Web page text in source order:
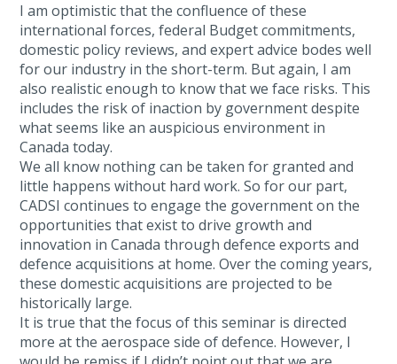
I am optimistic that the confluence of these
international forces, federal Budget commitments,
domestic policy reviews, and expert advice bodes well
for our industry in the short-term. But again, I am
also realistic enough to know that we face risks. This
includes the risk of inaction by government despite
what seems like an auspicious environment in
Canada today.
We all know nothing can be taken for granted and
little happens without hard work. So for our part,
CADSI continues to engage the government on the
opportunities that exist to drive growth and
innovation in Canada through defence exports and
defence acquisitions at home. Over the coming years,
these domestic acquisitions are projected to be
historically large.
It is true that the focus of this seminar is directed
more at the aerospace side of defence. However, I